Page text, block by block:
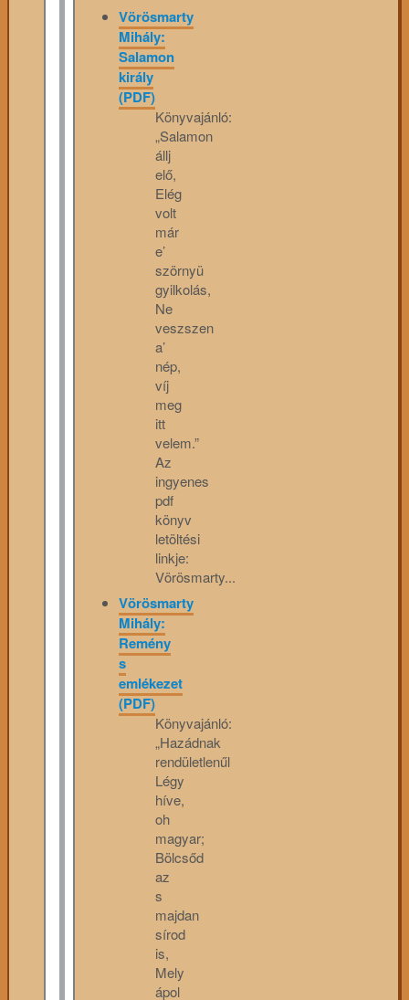
Vörösmarty
Mihály:
Salamon
király
(PDF)
Könyvajánló:
„Salamon
állj
elő,
Elég
volt
már
e’
szörnyü
gyilkolás,
Ne
veszszen
a’
nép,
víj
meg
itt
velem.”
Az
ingyenes
pdf
könyv
letöltési
linkje:
Vörösmarty...
Vörösmarty
Mihály:
Remény
s
emlékezet
(PDF)
Könyvajánló:
„Hazádnak
rendületlenűl
Légy
híve,
oh
magyar;
Bölcsőd
az
s
majdan
sírod
is,
Mely
ápol